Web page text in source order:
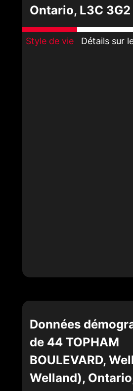
Ontario, L3C 3G2
Style de vie Détails sur
Données
de 44 TOPHAM
BOULEVARD,
Welland),